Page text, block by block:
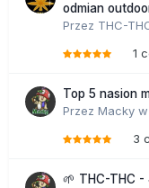
odmian
Przez THC-
1
Top 5 nasion
Przez Macky w
3
🌱 THC-THC -